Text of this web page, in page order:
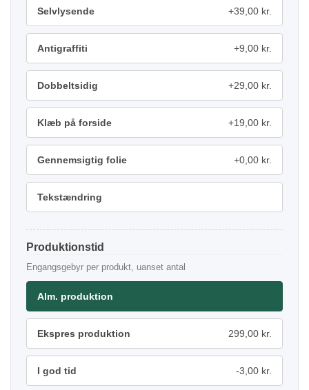
Selvlysende +39,00 kr.
Antigraffiti +9,00 kr.
Dobbeltsidig +29,00 kr.
Klæb på forside +19,00 kr.
Gennemsigtig folie +0,00 kr.
Tekstændring
Produktionstid
Engangsgebyr per produkt, uanset antal
Alm. produktion
Ekspres produktion 299,00 kr.
I god tid -3,00 kr.